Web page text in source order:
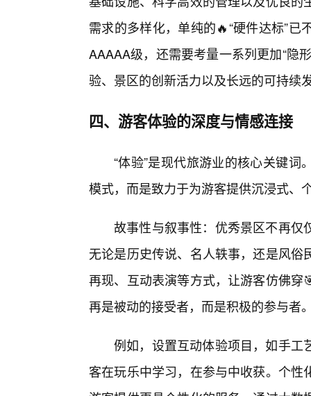
需求的多样化，单纯的🔥“硬件达标”
AAAAA级，还需要考量一系列更加“隐
验、景区的创新活力以及长远的可持续
四、游客体验的深度与情感连接
“体验”是现代旅游业的核心关键词
模式，而是致力于为游客提供沉浸式、
故事性与叙事性：优秀景区不再仅
无论是历史传说、名人轶事，还是风
再现、互动表演等方式，让游客仿佛
再是被动的接受者，而是积极的参与者
例如，设置互动体验项目，如手工
客在玩乐中学习，在参与中收获。个